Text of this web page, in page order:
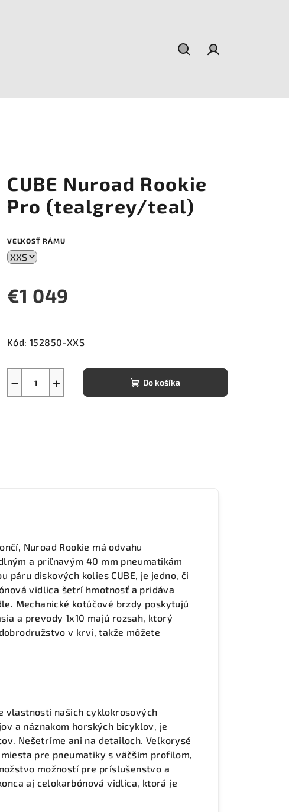
CUBE Nuroad Rookie
Pro (tealgrey/teal)
VEĽKOSŤ RÁMU
€1 049
cena:
Kód: 152850-XXS
+
− Do košíka
Nuroad Rookie má odvahu
a priľnavým 40 mm pneumatikám
páru diskových kolies CUBE, je jedno, či
vidlica šetrí hmotnosť a pridáva
Mechanické kotúčové brzdy poskytujú
a prevody 1x10 majú rozsah, ktorý
v krvi, takže môžete
vlastnosti našich cyklokrosových
a náznakom horských bicyklov, je
Nešetríme ani na detailoch. Veľkorysé
pre pneumatiky s väčším profilom,
možností pre príslušenstvo a
aj celokarbónová vidlica, ktorá je